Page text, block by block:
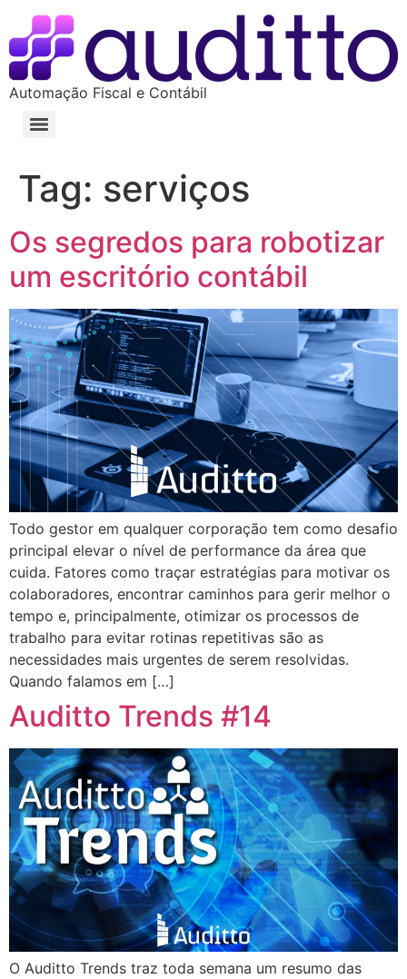
Automação Fiscal e Contábil
Tag: serviços
Os segredos para robotizar
um escritório contábil
Todo gestor em qualquer corporação tem como desafio
principal elevar o nível de performance da área que
cuida. Fatores como traçar estratégias para motivar os
colaboradores, encontrar caminhos para gerir melhor o
tempo e, principalmente, otimizar os processos de
trabalho para evitar rotinas repetitivas são as
necessidades mais urgentes de serem resolvidas.
Quando falamos em […]
Auditto Trends #14
O Auditto Trends traz toda semana um resumo das